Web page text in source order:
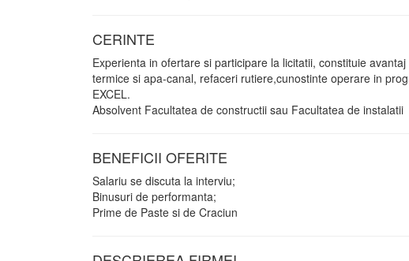
CERINTE
Experienta in ofertare si participare la licitatii, constituie
termice si apa-canal, refaceri rutiere,cunostinte operare in
EXCEL.
Absolvent Facultatea de constructii sau Facultatea de instalatii
BENEFICII OFERITE
Salariu se discuta la interviu;
Binusuri de performanta;
Prime de Paste si de Craciun